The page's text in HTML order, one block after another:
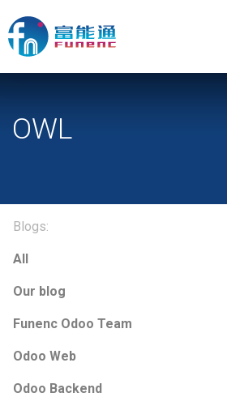
OWL
Blogs:
All
Our blog
Funenc Odoo Team
Odoo Web
Odoo Backend